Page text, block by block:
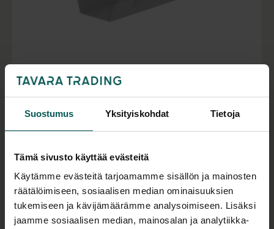
Suostumus Yksityiskohdat Tietoja
Tämä sivusto käyttää evästeitä
Käytämme evästeitä tarjoamamme sisällön ja mainosten
räätälöimiseen, sosiaalisen median ominaisuuksien
tukemiseen ja kävijämäärämme analysoimiseen. Lisäksi
jaamme sosiaalisen median, mainosalan ja analytiikka-
NARBUTAS Accessories johtokouru